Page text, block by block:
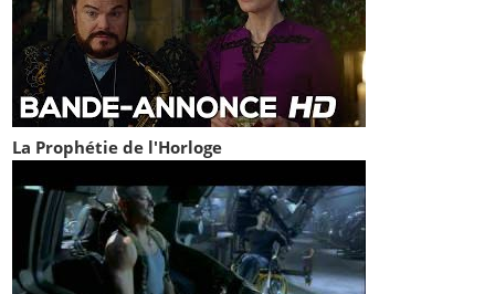
La Prophétie de l'Horloge